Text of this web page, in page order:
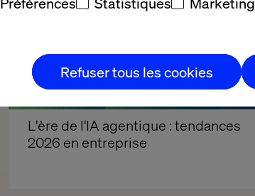
Refuser tous les cookies
L'ère de l'IA agentique : tendances
2026 en entreprise